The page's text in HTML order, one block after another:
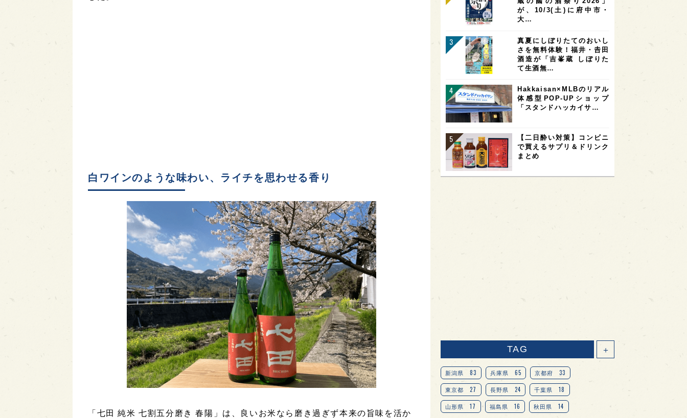
白ワインのような味わい、ライチを思わせる香り
「七田 純米 七割五分磨き 春陽」は、良いお米なら磨き過ぎず本来の旨味を活か
が、10/3(土)に府中市・
大…
真夏にしぼりたてのおいし
さを無料体験！福井・𠮷田
酒造が「吉峯蔵 しぼりた
て生酒無…
Hakkaisan×MLBのリアル
体感型POP-UPショップ
「スタンドハッカイサ…
【二日酔い対策】コンビニ
で買えるサプリ＆ドリンク
まとめ
TAG ＋
新潟県 83 兵庫県 65 京都府 33
東京都 27 長野県 24 千葉県 18
山形県 17 福島県 16 秋田県 14